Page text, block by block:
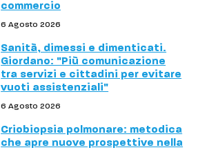
commercio
6 Agosto 2026
Sanità, dimessi e dimenticati.
Giordano: "Più comunicazione
tra servizi e cittadini per evitare
vuoti assistenziali"
6 Agosto 2026
Criobiopsia polmonare: metodica
che apre nuove prospettive nella